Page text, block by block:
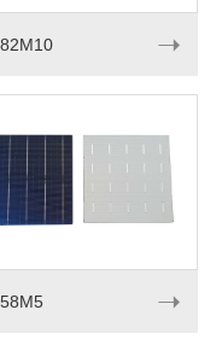
➝
➝